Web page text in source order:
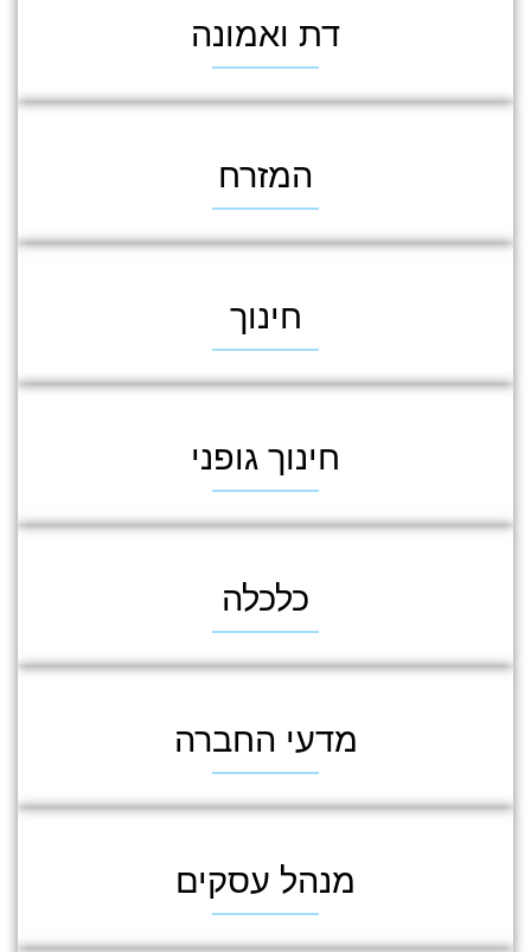
דת ואמונה
המזרח
חינוך
חינוך גופני
כלכלה
מדעי החברה
מנהל עסקים